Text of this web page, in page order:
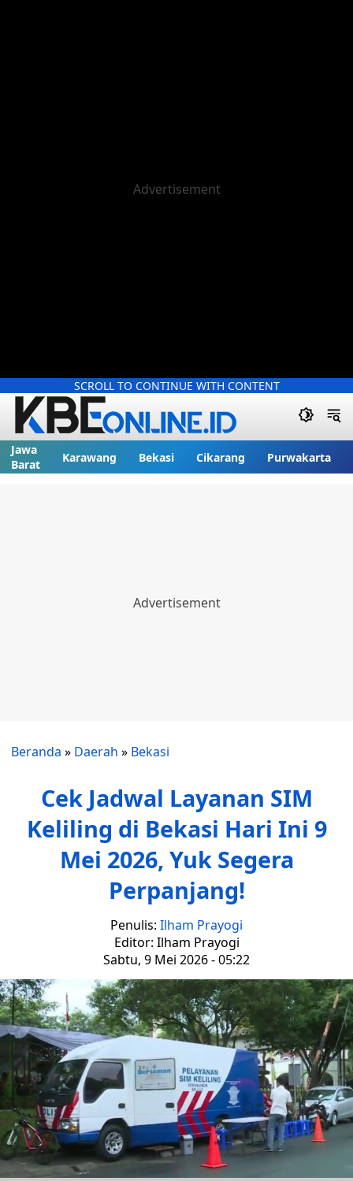
SCROLL TO CONTINUE WITH CONTENT
Jawa
Barat
Karawang Bekasi Cikarang Purwakarta
Beranda » Daerah » Bekasi
Cek Jadwal Layanan SIM
Keliling di Bekasi Hari Ini 9
Mei 2026, Yuk Segera
Perpanjang!
Penulis: Ilham Prayogi
Editor: Ilham Prayogi
Sabtu, 9 Mei 2026 - 05:22